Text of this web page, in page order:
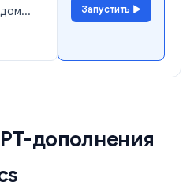
Запустить ▶
дополнения